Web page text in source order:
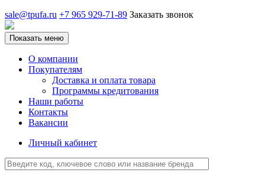
sale@tpufa.ru +7 965 929-71-89 Заказать звонок
Показать меню
О компании
Покупателям
Доставка и оплата товара
Программы кредитования
Наши работы
Контакты
Вакансии
Личный кабинет